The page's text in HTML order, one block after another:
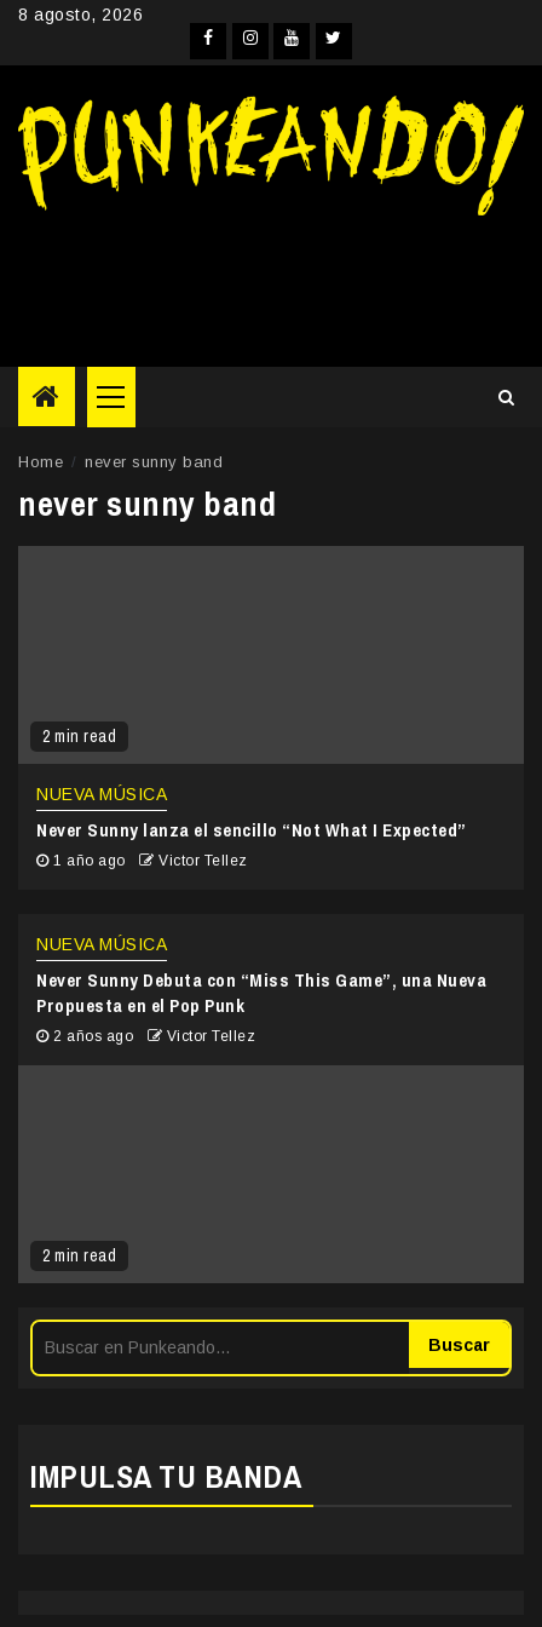
Skip8 agosto, 2026
Facebook
Instagram
YouTubeTwitter
Primary
Menu
Home never sunny band
never sunny band
2 min read
NUEVA MÚSICA
Never Sunny lanza el sencillo “Not What I Expected”
1 año ago Victor Tellez
2 min read
NUEVA MÚSICA
Never Sunny Debuta con “Miss This Game”, una Nueva
Propuesta en el Pop Punk
2 años ago Victor Tellez
Buscar
IMPULSA TU BANDA